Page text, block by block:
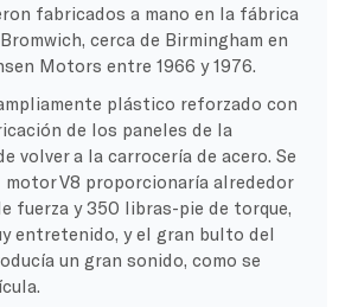
fabricados a mano en la fábrica
cerca de Birmingham en
Motors entre 1966 y 1976.
plástico reforzado con
de los paneles de la
volver a la carrocería de acero. Se
motor V8 proporcionaría alrededor
fuerza y 350 libras-pie de torque,
entretenido, y el gran bulto del
un gran sonido, como se